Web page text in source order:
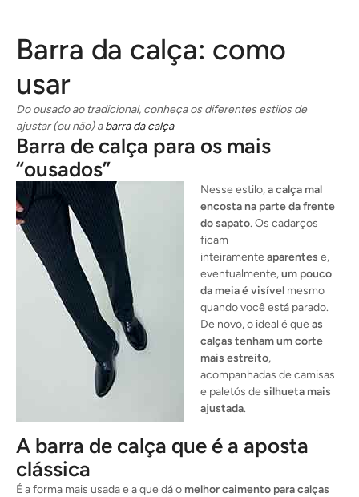
Barra da calça: como
usar
Do ousado ao tradicional, conheça os diferentes estilos de
ajustar (ou não) abarra da calça
Barra de calça para os mais
“ousados”
Nesse estilo,a calça mal
encosta na parte da frente
do sapato. Os cadarços
ficam
inteiramente aparentes e,
eventualmente,um pouco
da meia é visível mesmo
quando você está parado.
De novo, o ideal é que as
calças tenham um corte
mais estreito,
acompanhadas de camisas
e paletós de silhueta mais
ajustada.
A barra de calça que é a aposta
clássica
É a forma mais usada e a que dá o melhor caimento para calças